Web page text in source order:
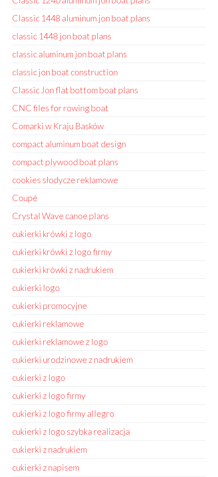
Classic 1448 aluminum jon boat plans
classic 1448 jon boat plans
classic aluminum jon boat plans
classic jon boat construction
Classic Jon flat bottom boat plans
CNC files for rowing boat
Comarki w Kraju Basków
compact aluminum boat design
compact plywood boat plans
cookies słodycze reklamowe
Coupé
Crystal Wave canoe plans
cukierki krówki z logo
cukierki krówki z logo firmy
cukierki krówki z nadrukiem
cukierki logo
cukierki promocyjne
cukierki reklamowe
cukierki reklamowe z logo
cukierki urodzinowe z nadrukiem
cukierki z logo
cukierki z logo firmy
cukierki z logo firmy allegro
cukierki z logo szybka realizacja
cukierki z nadrukiem
cukierki z napisem